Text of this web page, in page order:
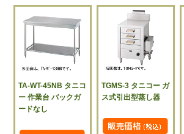
TA-WT-45NB タニコ
ー 作業台 バックガ
ードなし
TGMS-3 タニコー ガ
ス式引出型蒸し器